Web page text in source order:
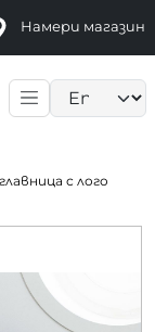
Намери магазин
с лого